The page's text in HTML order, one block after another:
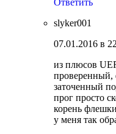
slyker001
07.01.2016 в
из плюсов
проверенный,
заточенный
прог просто
корень
у меня так